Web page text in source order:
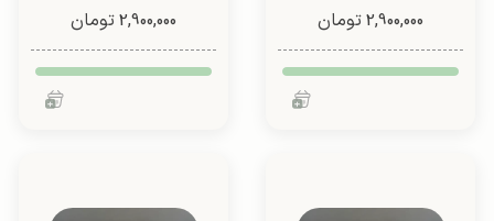
تیکه (طرح 2)
2,900,000تومان
تیکه (طرح 2)
2,900,000تومان